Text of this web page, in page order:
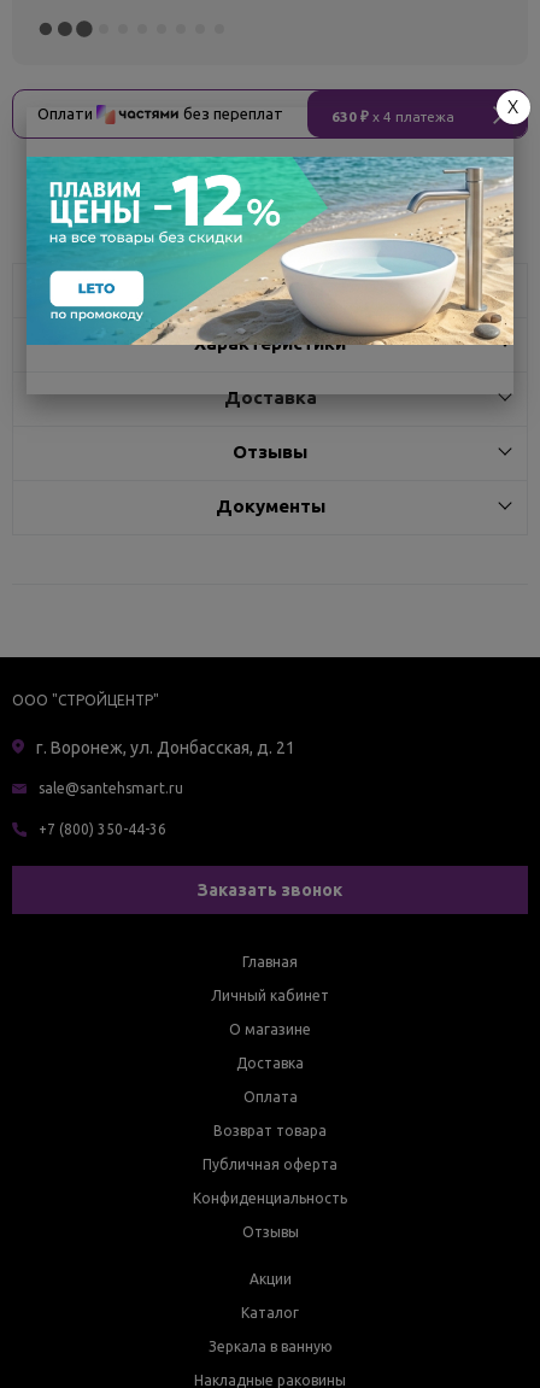
Оплати без переплат 630 ₽ x 4 платежа
Поделиться
Описание
Характеристики
Доставка
Отзывы
Документы
ООО "СТРОЙЦЕНТР"
г. Воронеж, ул. Донбасская, д. 21
sale@santehsmart.ru
+7 (800) 350-44-36
Заказать звонок
Главная
Личный кабинет
О магазине
Доставка
Оплата
Возврат товара
Публичная оферта
Конфиденциальность
Отзывы
Акции
Каталог
Зеркала в ванную
Накладные раковины
X